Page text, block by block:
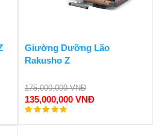
Giường Dưỡng Lão
Rakusho Z
175,000,000 VNĐ
135,000,000 VNĐ